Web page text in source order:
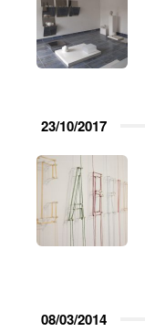
23/10/2017
08/03/2014